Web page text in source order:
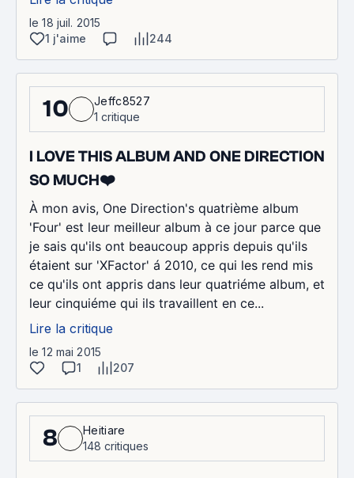
le 18 juil. 2015
1 j'aime
244
10
Jeffc8527
1 critique
I LOVE THIS ALBUM AND ONE DIRECTION
SO MUCH❤️
À mon avis, One Direction's quatrième album
'Four' est leur meilleur album à ce jour parce que
je sais qu'ils ont beaucoup appris depuis qu'ils
étaient sur 'X­Factor' á 2010, ce qui les rend mis
ce qu'ils ont appris dans leur quatriéme album, et
leur cinquiéme qui ils travaillent en ce...
Lire la critique
le 12 mai 2015
1
207
8
Heitiare
148 critiques